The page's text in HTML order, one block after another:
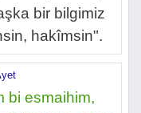
bir bilgimiz
hakîmsin".
bi esmaihim,